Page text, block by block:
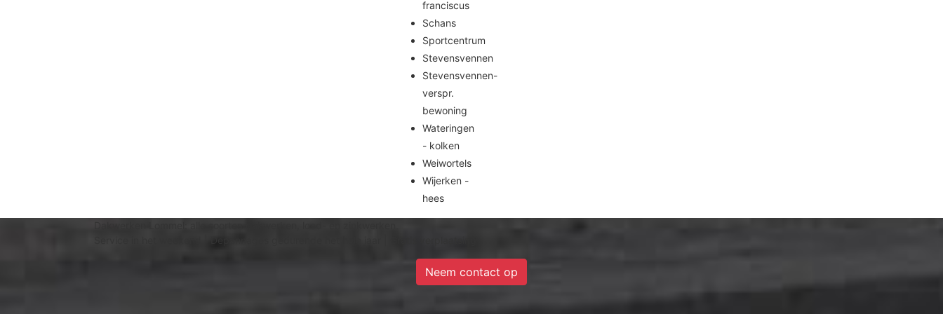
franciscus
Schans
Sportcentrum
Stevensvennen
Stevensvennen-
verspr.
bewoning
Wateringen
- kolken
Weiwortels
Wijerken -
hees
Neem contact op